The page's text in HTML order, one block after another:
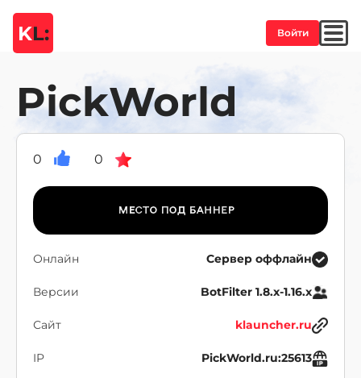
KL: Войти
PickWorld
0 0
Онлайн Сервер оффлайн
Версии BotFilter 1.8.x-1.16.x
Сайт klauncher.ru
IP PickWorld.ru:25613